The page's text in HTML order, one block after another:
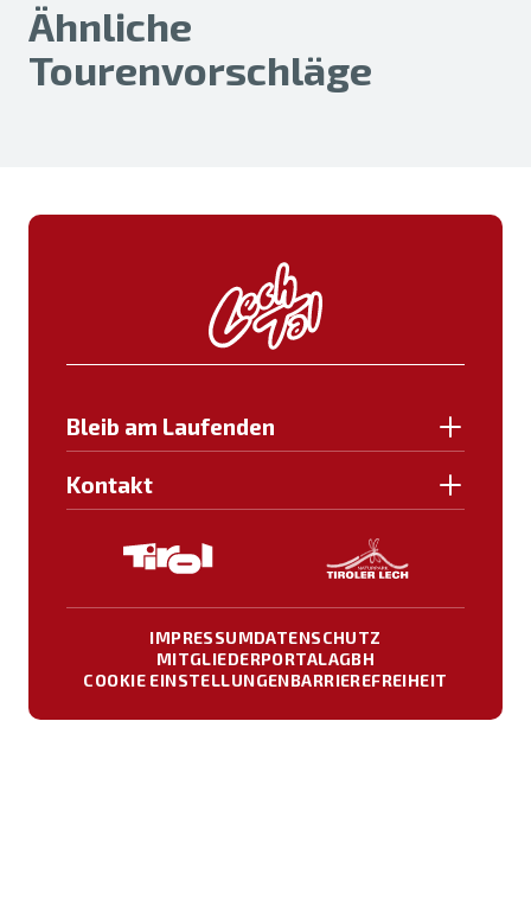
Ähnliche
Tourenvorschläge
Bleib am Laufenden
Kontakt
IMPRESSUMDATENSCHUTZ
MITGLIEDERPORTALAGBH
COOKIE EINSTELLUNGENBARRIEREFREIHEIT